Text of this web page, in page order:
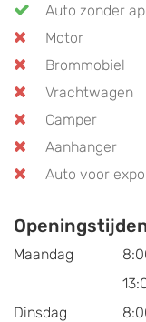
Auto zonder
Motor
Brommobiel
Vrachtwagen
Camper
Aanhanger
Auto voor
Maandag
Dinsdag